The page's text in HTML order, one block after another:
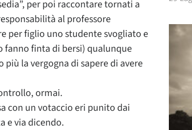
per poi raccontare tornati a
al professore
per figlio uno studente svogliato e
fanno finta di bersi) qualunque
la vergogna di sapere di avere
ormai.
con un votaccio eri punito dai
e via dicendo.